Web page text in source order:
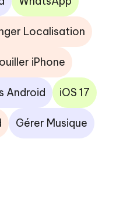
Localisation
iPhone
Android iOS 17
Gérer Musique